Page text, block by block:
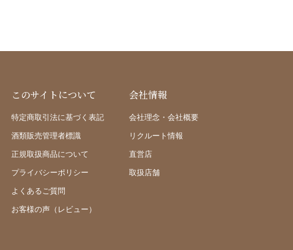
このサイトについて
特定商取引法に基づく表記
酒類販売管理者標識
正規取扱商品について
プライバシーポリシー
よくあるご質問
お客様の声（レビュー）
会社情報
会社理念・会社概要
リクルート情報
直営店
取扱店舗